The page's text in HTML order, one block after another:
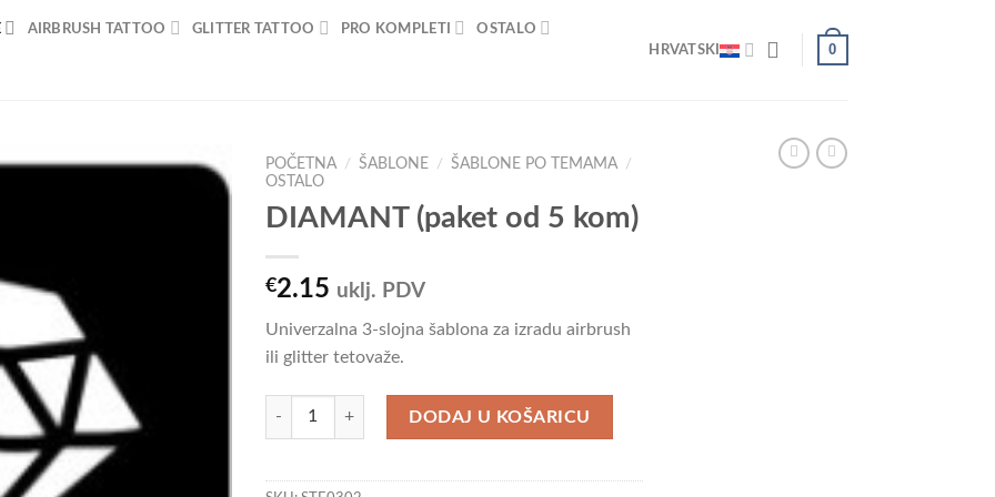
AIRBRUSH TATTOO GLITTER TATTOO PRO KOMPLETI OSTALO
HRVATSKI 0
POČETNA / ŠABLONE / ŠABLONE PO TEMAMA /
OSTALO
DIAMANT (paket od 5 kom)
€2.15 uklj. PDV
Univerzalna 3-slojna šablona za izradu airbrush
ili glitter tetovaže.
DIAMANT (paket od 5 kom) količina
DODAJ U KOŠARICU